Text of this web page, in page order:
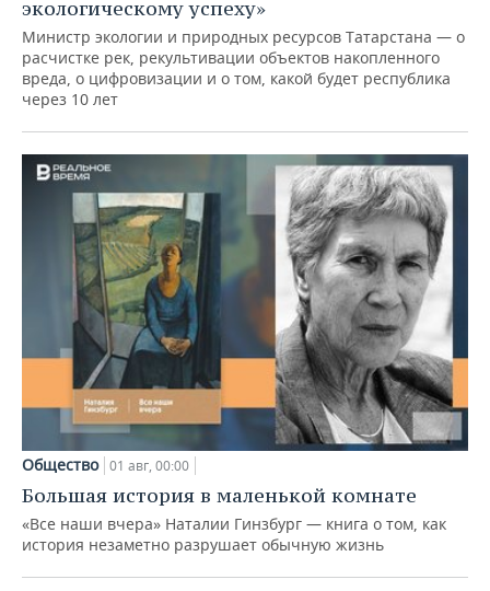
экологическому успеху»
Министр экологии и природных ресурсов Татарстана — о
расчистке рек, рекультивации объектов накопленного
вреда, о цифровизации и о том, какой будет республика
через 10 лет
Общество 01 авг, 00:00
Большая история в маленькой комнате
«Все наши вчера» Наталии Гинзбург — книга о том, как
история незаметно разрушает обычную жизнь